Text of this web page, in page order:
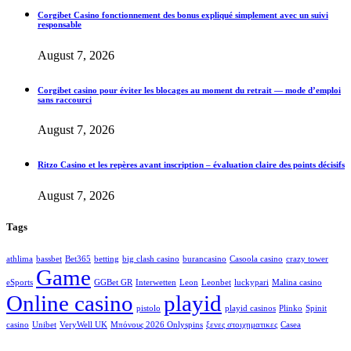
Corgibet Casino fonctionnement des bonus expliqué simplement avec un suivi
responsable
August 7, 2026
Corgibet casino pour éviter les blocages au moment du retrait — mode d’emploi
sans raccourci
August 7, 2026
Ritzo Casino et les repères avant inscription – évaluation claire des points décisifs
August 7, 2026
Tags
athlima bassbet Bet365 betting big clash casino burancasino Casoola casino crazy tower
eSports Game GGBet GR Interwetten Leon Leonbet luckypari Malina casino
Online casino pistolo playid playid casinos Plinko Spinit
casino Unibet VeryWell UK Μπόνους 2026 Onlyspins ξενες στοιχηματικες Сasea